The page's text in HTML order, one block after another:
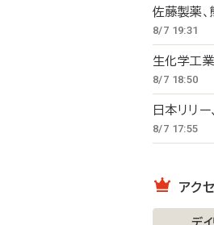
佐藤製薬
8/7 19:31
生化学工
8/7 18:50
日本リリ
8/7 17:55
アク
デ